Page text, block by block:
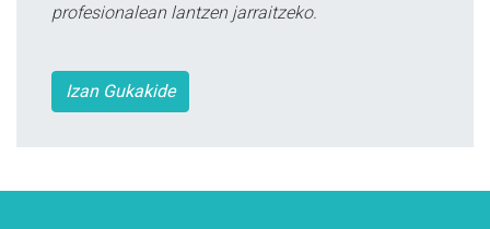
profesionalean lantzen jarraitzeko.
Izan Gukakide